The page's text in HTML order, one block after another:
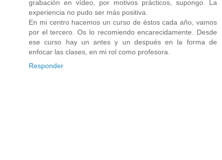
grabación en vídeo, por motivos prácticos, supongo. La
experiencia no pudo ser más positiva.
En mi centro hacemos un curso de éstos cada año, vamos
por el tercero. Os lo recomiendo encarecidamente. Desde
ese curso hay un antes y un después en la forma de
enfocar las clases, en mi rol como profesora.
Responder